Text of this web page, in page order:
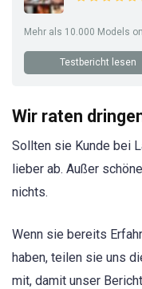
Mehr als 10.000 Models
Testbericht lesen
Wir raten
Sollten sie Kunde bei
lieber ab. Außer
nichts.
Wenn sie bereits
haben, teilen sie uns
mit, damit unser